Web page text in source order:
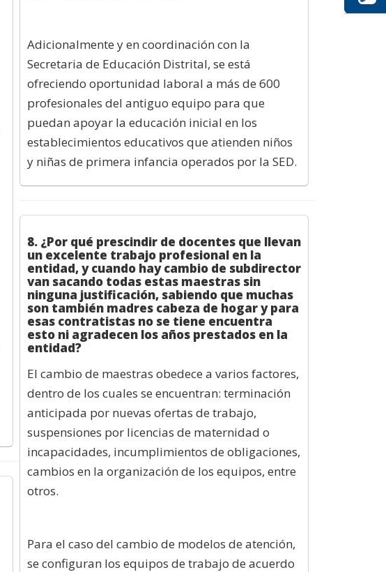
Adicionalmente y en coordinación con la
Secretaria de Educación Distrital, se está
ofreciendo oportunidad laboral a más de 600
profesionales del antiguo equipo para que
puedan apoyar la educación inicial en los
establecimientos educativos que atienden niños
y niñas de primera infancia operados por la SED.
8. ¿Por qué prescindir de docentes que llevan
un excelente trabajo profesional en la
entidad, y cuando hay cambio de subdirector
van sacando todas estas maestras sin
ninguna justificación, sabiendo que muchas
son también madres cabeza de hogar y para
esas contratistas no se tiene encuentra
esto ni agradecen los años prestados en la
entidad?
El cambio de maestras obedece a varios factores,
dentro de los cuales se encuentran: terminación
anticipada por nuevas ofertas de trabajo,
suspensiones por licencias de maternidad o
incapacidades, incumplimientos de obligaciones,
cambios en la organización de los equipos, entre
otros.
Para el caso del cambio de modelos de atención,
se configuran los equipos de trabajo de acuerdo